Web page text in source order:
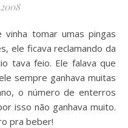
ele ficava reclamando da
tava feio. Ele falava que
sempre ganhava muitas
o número de enterros
isso não ganhava muito.
pra beber!